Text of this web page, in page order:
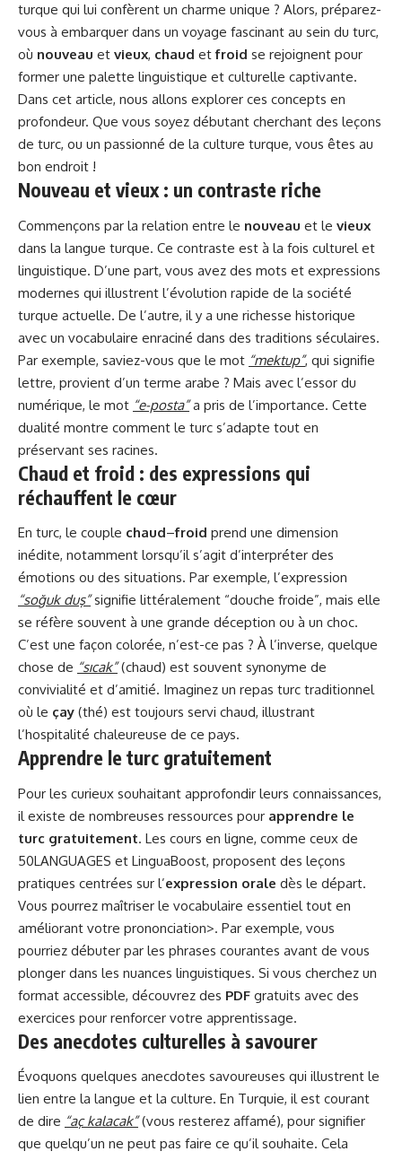
turque qui lui confèrent un charme unique ? Alors, préparez-
vous à embarquer dans un voyage fascinant au sein du turc,
où nouveau et vieux, chaud etfroid se rejoignent pour
former une palette linguistique et culturelle captivante.
Dans cet article, nous allons explorer ces concepts en
profondeur. Que vous soyez débutant cherchant des leçons
de turc, ou un passionné de la culture turque, vous êtes au
bon endroit !
Nouveau et vieux : un contraste riche
Commençons par la relation entre le nouveau et le vieux
dans la langue turque. Ce contraste est à la fois culturel et
linguistique. D’une part, vous avez des mots et expressions
modernes qui illustrent l’évolution rapide de la société
turque actuelle. De l’autre, il y a une richesse historique
avec un vocabulaire enraciné dans des traditions séculaires.
Par exemple, saviez-vous que le mot “mektup”, qui signifie
lettre, provient d’un terme arabe ? Mais avec l’essor du
numérique, le mot “e-posta”a pris de l’importance. Cette
dualité montre comment le turc s’adapte tout en
préservant ses racines.
Chaud et froid : des expressions qui
réchauffent le cœur
En turc, le couple chaud–froid prend une dimension
inédite, notamment lorsqu’il s’agit d’interpréter des
émotions ou des situations. Par exemple, l’expression
“soğuk duş”signifie littéralement “douche froide”, mais elle
se réfère souvent à une grande déception ou à un choc.
C’est une façon colorée, n’est-ce pas ? À l’inverse, quelque
chose de “sıcak”(chaud) est souvent synonyme de
convivialité et d’amitié. Imaginez un repas turc traditionnel
où le çay (thé) est toujours servi chaud, illustrant
l’hospitalité chaleureuse de ce pays.
Apprendre le turc gratuitement
Pour les curieux souhaitant approfondir leurs connaissances,
il existe de nombreuses ressources pour apprendre le
turc gratuitement. Les cours en ligne, comme ceux de
50LANGUAGES et LinguaBoost, proposent des leçons
pratiques centrées sur l’expression orale dès le départ.
Vous pourrez maîtriser le vocabulaire essentiel tout en
améliorant votre prononciation>. Par exemple, vous
pourriez débuter par les phrases courantes avant de vous
plonger dans les nuances linguistiques. Si vous cherchez un
format accessible, découvrez des PDF gratuits avec des
exercices pour renforcer votre apprentissage.
Des anecdotes culturelles à savourer
Évoquons quelques anecdotes savoureuses qui illustrent le
lien entre la langue et la culture. En Turquie, il est courant
de dire “aç kalacak”(vous resterez affamé), pour signifier
que quelqu’un ne peut pas faire ce qu’il souhaite. Cela